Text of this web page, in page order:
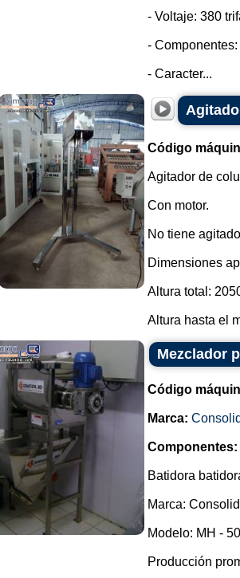
- Voltaje: 380
-
- Caracter...
Código
Agitador de
Con motor.
No tiene
Dimensiones
Altura total:
Altura hasta el
Mezclador
Código
Marca:
Componentes:
Batidora
Marca:
Modelo: MH -
Producción